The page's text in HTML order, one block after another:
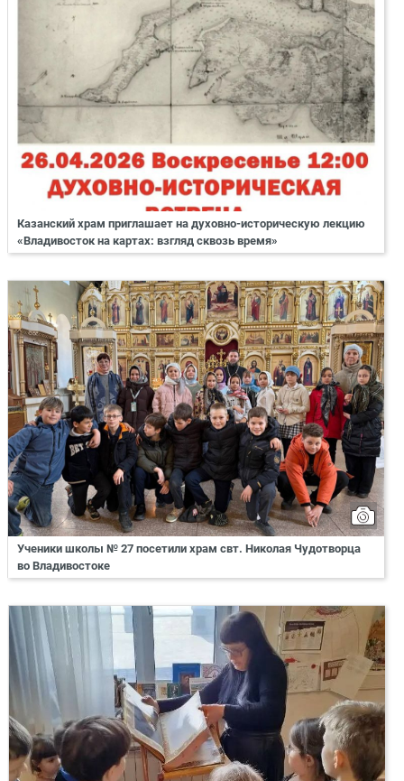
Казанский храм приглашает на духовно-историческую лекцию
«Владивосток на картах: взгляд сквозь время»
Ученики школы № 27 посетили храм свт. Николая Чудотворца
во Владивостоке